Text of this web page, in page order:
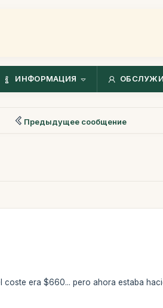
ИНФОРМАЦИЯ
Предыдущее сообщение
coste era $660... pero ahora estaba